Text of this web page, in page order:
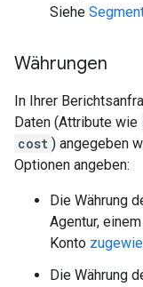
Siehe
Währungen
In Ihrer
Daten (Attribute wie
cost ) angegeben
Optionen angeben:
Die Währung
Agentur,
Konto
Die Währung